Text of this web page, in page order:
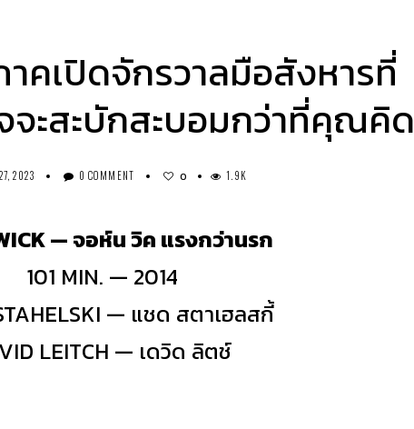
าคเปิดจักรวาลมือสังหารที่
จะสะบักสะบอมกว่าที่คุณคิด
2023 0 COMMENT 0 1.9K
— จอห์น วิค แรงกว่านรก
101 MIN. — 2014
— แชด สตาเฮลสกี้
LEITCH — เดวิด ลิตช์